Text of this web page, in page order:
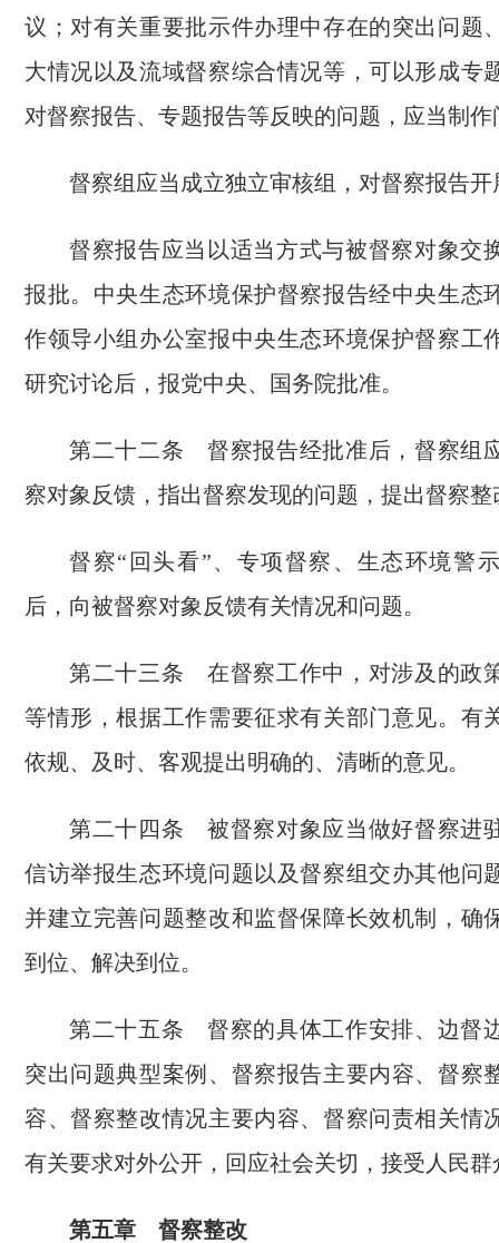
议；对有关重要批示件办理中存在的突出问题
大情况以及流域督察综合情况等，可以形成专
对督察报告、专题报告等反映的问题，应当制
督察组应当成立独立审核组，对督察报告
督察报告应当以适当方式与被督察对象交
报批。中央生态环境保护督察报告经中央生态
作领导小组办公室报中央生态环境保护督察工
研究讨论后，报党中央、国务院批准。
第二十二条 督察报告经批准后，督察组
察对象反馈，指出督察发现的问题，提出督察整
督察“回头看”、专项督察、生态环境警
后，向被督察对象反馈有关情况和问题。
第二十三条 在督察工作中，对涉及的政
等情形，根据工作需要征求有关部门意见。有
依规、及时、客观提出明确的、清晰的意见。
第二十四条 被督察对象应当做好督察进
信访举报生态环境问题以及督察组交办其他问
并建立完善问题整改和监督保障长效机制，确
到位、解决到位。
第二十五条 督察的具体工作安排、边督
突出问题典型案例、督察报告主要内容、督察
容、督察整改情况主要内容、督察问责相关情
有关要求对外公开，回应社会关切，接受人民群
第五章 督察整改